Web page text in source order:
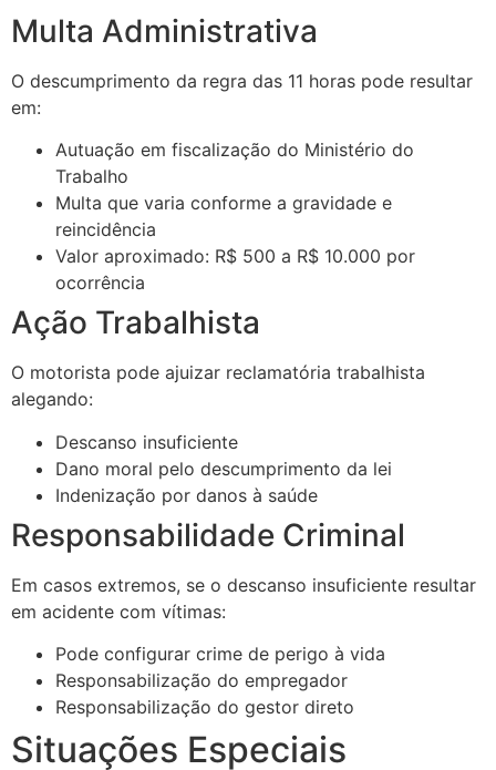
Multa Administrativa
O descumprimento da regra das 11 horas pode resultar
em:
Autuação em fiscalização do Ministério do
Trabalho
Multa que varia conforme a gravidade e
reincidência
Valor aproximado: R$ 500 a R$ 10.000 por
ocorrência
Ação Trabalhista
O motorista pode ajuizar reclamatória trabalhista
alegando:
Descanso insuficiente
Dano moral pelo descumprimento da lei
Indenização por danos à saúde
Responsabilidade Criminal
Em casos extremos, se o descanso insuficiente resultar
em acidente com vítimas:
Pode configurar crime de perigo à vida
Responsabilização do empregador
Responsabilização do gestor direto
Situações Especiais